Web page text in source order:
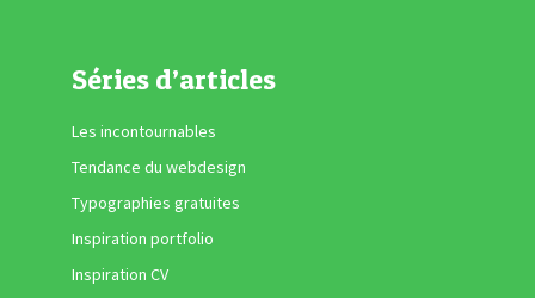
Séries d’articles
Les incontournables
Tendance du webdesign
Typographies gratuites
Inspiration portfolio
Inspiration CV